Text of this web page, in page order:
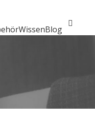
WissenBlog